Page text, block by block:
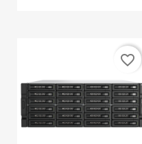
favorite_border